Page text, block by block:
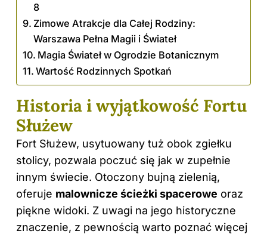
8
Zimowe Atrakcje dla Całej Rodziny:
Warszawa Pełna Magii i Świateł
Magia Świateł w Ogrodzie Botanicznym
Wartość Rodzinnych Spotkań
Historia i wyjątkowość Fortu
Służew
Fort Służew, usytuowany tuż obok zgiełku
stolicy, pozwala poczuć się jak w zupełnie
innym świecie. Otoczony bujną zielenią,
oferuje malownicze ścieżki spacerowe oraz
piękne widoki. Z uwagi na jego historyczne
znaczenie, z pewnością warto poznać więcej